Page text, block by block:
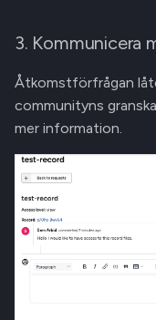
3. Kommunicera
Åtkomstförfrågan
communityns
mer information.